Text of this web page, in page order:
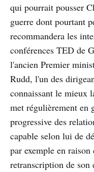
qui pourrait pousser
guerre dont pourtant
recommandera les
conférences TED de
l'ancien Premier
Rudd, l'un des
connaissant le mieux
met régulièrement en
progressive des
capable selon lui de
par exemple en
retranscription de son